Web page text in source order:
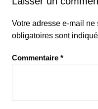
Votre adresse e-mail ne
obligatoires sont
Commentaire *